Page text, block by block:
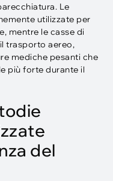
Le
utilizzate per
mentre le casse di
trasporto aereo,
mediche pesanti che
più forte durante il
del